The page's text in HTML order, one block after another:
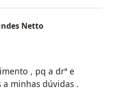
Netto
, pq a drª e
minhas dúvidas .